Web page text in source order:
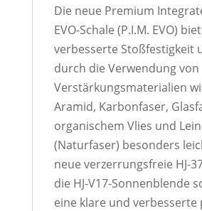
Die neue Premium
EVO-Schale (P.I.M. EVO)
verbesserte Stoßfestigkeit
durch die Verwendung von
Verstärkungsmaterialien
Aramid, Karbonfaser,
organischem Vlies und
(Naturfaser) besonders
neue verzerrungsfreie HJ-
die HJ-V17-Sonnenblende
eine klare und verbesserte